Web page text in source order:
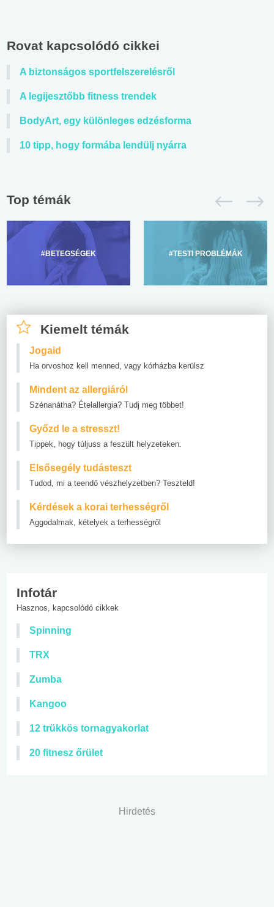
Rovat kapcsolódó cikkei
A biztonságos sportfelszerelésről
A legijesztőbb fitness trendek
BodyArt, egy különleges edzésforma
10 tipp, hogy formába lendülj nyárra
Top témák
#BETEGSÉGEK #TESTI PROBLÉMÁK
Kiemelt témák
Jogaid
Ha orvoshoz kell menned, vagy kórházba kerülsz
Mindent az allergiáról
Szénanátha? Ételallergia? Tudj meg többet!
Győzd le a stresszt!
Tippek, hogy túljuss a feszült helyzeteken.
Elsősegély tudásteszt
Tudod, mi a teendő vészhelyzetben? Teszteld!
Kérdések a korai terhességről
Aggodalmak, kételyek a terhességről
Infotár
Hasznos, kapcsolódó cikkek
Spinning
TRX
Zumba
Kangoo
12 trükkös tornagyakorlat
20 fitnesz őrület
Hirdetés